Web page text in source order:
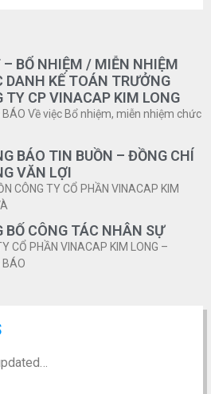
– BỔ NHIỆM / MIỄN NHIỆM
DANH KẾ TOÁN TRƯỞNG
TY CP VINACAP KIM LONG
BÁO Về việc Bổ nhiệm, miễn nhiệm chức
BÁO TIN BUỒN – ĐỒNG CHÍ
VĂN LỢI
CÔNG TY CỔ PHẦN VINACAP KIM
BỐ CÔNG TÁC NHÂN SỰ
CỔ PHẦN VINACAP KIM LONG –
BÁO